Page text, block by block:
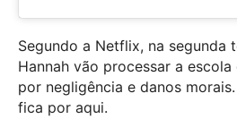
Segundo a Netflix, na segunda
Hannah vão processar a
por negligência e danos
fica por aqui.